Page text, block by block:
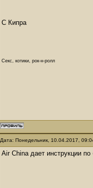
C Кипра
Секс, котики, рок-н-ролл
Дата: Понедельник, 10.04.2017,
Air China дает инструкции